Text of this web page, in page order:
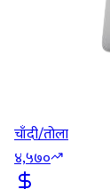
चाँदी/तोला
४,५७०